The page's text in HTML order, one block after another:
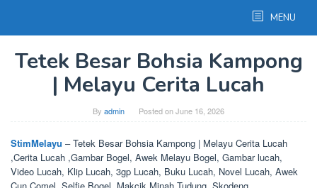
content
MENU
Tetek Besar Bohsia Kampong
| Melayu Cerita Lucah
By admin Posted onJune 16, 2026
StimMelayu – Tetek Besar Bohsia Kampong | Melayu Cerita Lucah
,Cerita Lucah ,Gambar Bogel, Awek Melayu Bogel, Gambar lucah,
Video Lucah, Klip Lucah, 3gp Lucah, Buku Lucah, Novel Lucah, Awek